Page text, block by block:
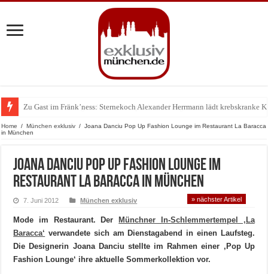
Zu Gast im Fränk’ness: Sternekoch Alexander Herrmann lädt krebskranke
Warum München gerade zum Treffpunkt der Lingerie-Branche wurde
Home / München exklusiv / Joana Danciu Pop Up Fashion Lounge im Restaurant La Baracca
in München
Joana Danciu Pop Up Fashion Lounge im
Restaurant La Baracca in München
7. Juni 2012 München exklusiv » nächster Artikel
Mode im Restaurant. Der
Münchner In-Schlemmertempel ‚La
Baracca‘ verwandete sich am Dienstagabend in einen Laufsteg.
Die Designerin Joana Danciu stellte im Rahmen einer ‚Pop Up
Fashion Lounge‘ ihre aktuelle Sommerkollektion vor.